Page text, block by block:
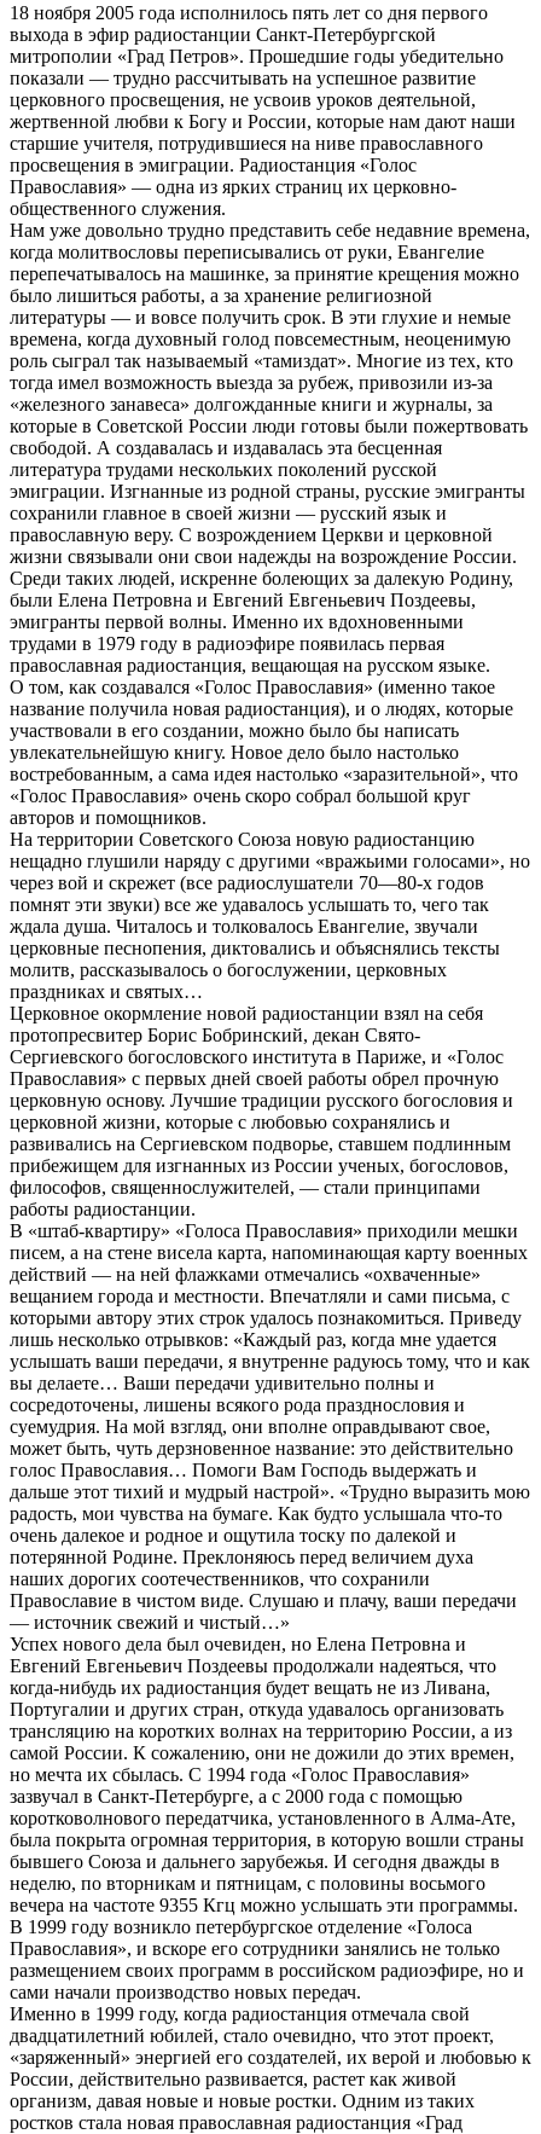
18 ноября 2005 года исполнилось пять лет со дня первого
выхода в эфир радиостанции Санкт-Петербургской
митрополии «Град Петров». Прошедшие годы убедительно
показали — трудно рассчитывать на успешное развитие
церковного просвещения, не усвоив уроков деятельной,
жертвенной любви к Богу и России, которые нам дают наши
старшие учителя, потрудившиеся на ниве православного
просвещения в эмиграции. Радиостанция «Голос
Православия» — одна из ярких страниц их церковно-
общественного служения.
Нам уже довольно трудно представить себе недавние времена,
когда молитвословы переписывались от руки, Евангелие
перепечатывалось на машинке, за принятие крещения можно
было лишиться работы, а за хранение религиозной
литературы — и вовсе получить срок. В эти глухие и немые
времена, когда духовный голод повсеместным, неоценимую
роль сыграл так называемый «тамиздат». Многие из тех, кто
тогда имел возможность выезда за рубеж, привозили из-за
«железного занавеса» долгожданные книги и журналы, за
которые в Советской России люди готовы были пожертвовать
свободой. А создавалась и издавалась эта бесценная
литература трудами нескольких поколений русской
эмиграции. Изгнанные из родной страны, русские эмигранты
сохранили главное в своей жизни — русский язык и
православную веру. С возрождением Церкви и церковной
жизни связывали они свои надежды на возрождение России.
Среди таких людей, искренне болеющих за далекую Родину,
были Елена Петровна и Евгений Евгеньевич Поздеевы,
эмигранты первой волны. Именно их вдохновенными
трудами в 1979 году в радиоэфире появилась первая
православная радиостанция, вещающая на русском языке.
О том, как создавался «Голос Православия» (именно такое
название получила новая радиостанция), и о людях, которые
участвовали в его создании, можно было бы написать
увлекательнейшую книгу. Новое дело было настолько
востребованным, а сама идея настолько «заразительной», что
«Голос Православия» очень скоро собрал большой круг
авторов и помощников.
На территории Советского Союза новую радиостанцию
нещадно глушили наряду с другими «вражьими голосами», но
через вой и скрежет (все радиослушатели 70—80-х годов
помнят эти звуки) все же удавалось услышать то, чего так
ждала душа. Читалось и толковалось Евангелие, звучали
церковные песнопения, диктовались и объяснялись тексты
молитв, рассказывалось о богослужении, церковных
праздниках и святых…
Церковное окормление новой радиостанции взял на себя
протопресвитер Борис Бобринский, декан Свято-
Сергиевского богословского института в Париже, и «Голос
Православия» с первых дней своей работы обрел прочную
церковную основу. Лучшие традиции русского богословия и
церковной жизни, которые с любовью сохранялись и
развивались на Сергиевском подворье, ставшем подлинным
прибежищем для изгнанных из России ученых, богословов,
философов, священнослужителей, — стали принципами
работы радиостанции.
В «штаб-квартиру» «Голоса Православия» приходили мешки
писем, а на стене висела карта, напоминающая карту военных
действий — на ней флажками отмечались «охваченные»
вещанием города и местности. Впечатляли и сами письма, с
которыми автору этих строк удалось познакомиться. Приведу
лишь несколько отрывков: «Каждый раз, когда мне удается
услышать ваши передачи, я внутренне радуюсь тому, что и как
вы делаете… Ваши передачи удивительно полны и
сосредоточены, лишены всякого рода празднословия и
суемудрия. На мой взгляд, они вполне оправдывают свое,
может быть, чуть дерзновенное название: это действительно
голос Православия… Помоги Вам Господь выдержать и
дальше этот тихий и мудрый настрой». «Трудно выразить мою
радость, мои чувства на бумаге. Как будто услышала что-то
очень далекое и родное и ощутила тоску по далекой и
потерянной Родине. Преклоняюсь перед величием духа
наших дорогих соотечественников, что сохранили
Православие в чистом виде. Слушаю и плачу, ваши передачи
— источник свежий и чистый…»
Успех нового дела был очевиден, но Елена Петровна и
Евгений Евгеньевич Поздеевы продолжали надеяться, что
когда-нибудь их радиостанция будет вещать не из Ливана,
Португалии и других стран, откуда удавалось организовать
трансляцию на коротких волнах на территорию России, а из
самой России. К сожалению, они не дожили до этих времен,
но мечта их сбылась. С 1994 года «Голос Православия»
зазвучал в Санкт-Петербурге, а с 2000 года с помощью
коротковолнового передатчика, установленного в Алма-Ате,
была покрыта огромная территория, в которую вошли страны
бывшего Союза и дальнего зарубежья. И сегодня дважды в
неделю, по вторникам и пятницам, с половины восьмого
вечера на частоте 9355 Кгц можно услышать эти программы.
В 1999 году возникло петербургское отделение «Голоса
Православия», и вскоре его сотрудники занялись не только
размещением своих программ в российском радиоэфире, но и
сами начали производство новых передач.
Именно в 1999 году, когда радиостанция отмечала свой
двадцатилетний юбилей, стало очевидно, что этот проект,
«заряженный» энергией его создателей, их верой и любовью к
России, действительно развивается, растет как живой
организм, давая новые и новые ростки. Одним из таких
ростков стала новая православная радиостанция «Град